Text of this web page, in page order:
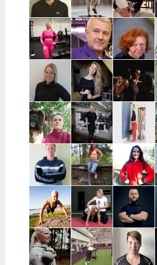
Lammi
Joni Vuopio |
Pääkaupunkiseutu
Luukas Tukia |
Helsinki
Heli Toro |
Riihimäki,
Hyvinkää,
Hausjärvi,
Loppi,
Janakkala
Charlotta
Grönberg |
Pääkaupunkiseutu
Stefan
Westerback |
Pääkaupunkiseutu
Eeva Nuutinen |
Pääkaupunkiseutu
ja Muu Suomi
Jenni Sukko |
Oulu
Elina Lepistö |
Pirkanmaa
Heidi Soikkeli
| Tampere
Kati Raittinen
| Turku, Raisio,
Mynämäki,
Masku,
Nousiainen
Jenna Hakala
| Turku ja
Varsinais-
Suomi
Leinimaa |
Hyvinkää,
Hausjärvi,
Riihimäki
Samuli
Huttunen |
Porvoo ja
lähialueet
Janette
Latva-
Valkama |
Tampere ja
lähialueet
Sofia Kuisti-
Rannanjärvi |
Seinäjoki ja
etä
Mira Auvinen
| Helsinki
Marika Uoti |
Helsinki ja
Vantaa
Markus
Paajala |
Helsinki,
Espoo ja